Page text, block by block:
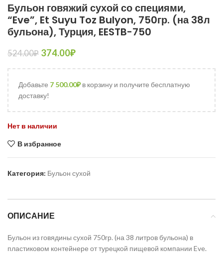
Бульон говяжий сухой со специями,
“Eve”, Et Suyu Toz Bulyon, 750гр. (на 38л
бульона), Турция, EESTB-750
524.00₽ 374.00₽
Добавьте 7 500.00₽в корзину и получите бесплатную
доставку!
Нет в наличии
В избранное
Категория: Бульон сухой
ОПИСАНИЕ
Бульон из говядины сухой 750гр. (на 38 литров бульона) в
пластиковом контейнере от турецкой пищевой компании Eve.